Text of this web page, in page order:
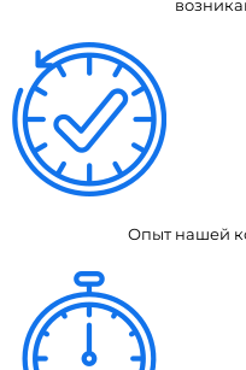
Опыт нашей